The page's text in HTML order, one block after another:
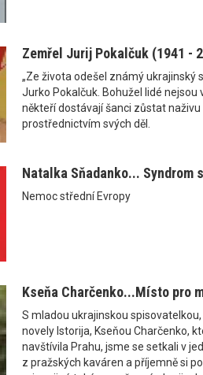
Zemřel Jurij Pokalčuk (1941 -
„Ze života odešel známý ukrajinský
Jurko Pokalčuk. Bohužel lidé nejsou
někteří dostávají šanci zůstat naživu
prostřednictvím svých děl.
Natalka Sňadanko... Syndrom
Nemoc střední Evropy
Kseňa Charčenko...Místo pro
S mladou ukrajinskou
novely Istorija, Kseňou Charčenko,
navštívila Prahu, jsme se setkali v
z pražských kaváren a příjemně si